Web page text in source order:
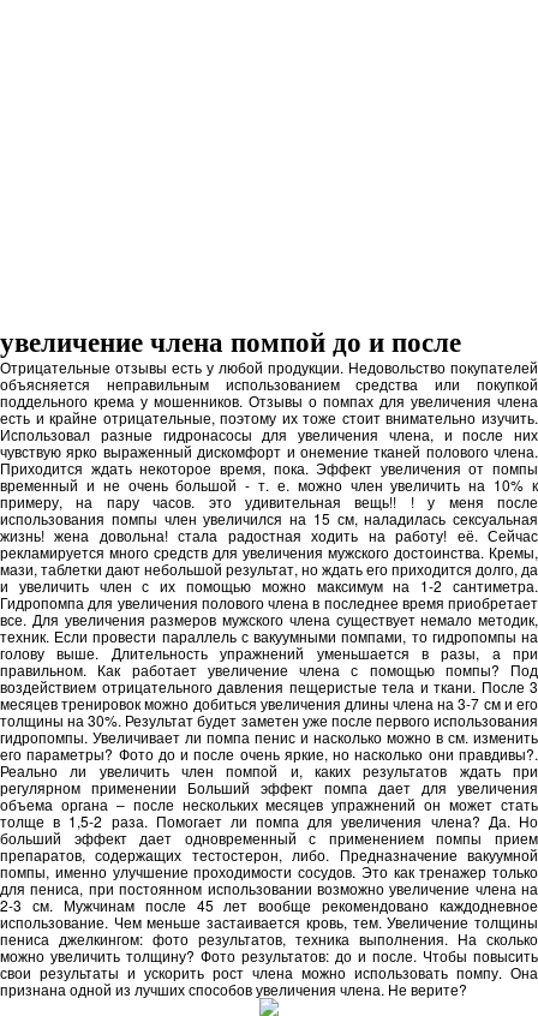
увеличение члена помпой до и после
Отрицательные отзывы есть у любой продукции. Недовольство покупателей
объясняется неправильным использованием средства или покупкой
поддельного крема у мошенников. Отзывы о помпах для увеличения члена
есть и крайне отрицательные, поэтому их тоже стоит внимательно изучить.
Использовал разные гидронасосы для увеличения члена, и после них
чувствую ярко выраженный дискомфорт и онемение тканей полового члена.
Приходится ждать некоторое время, пока. Эффект увеличения от помпы
временный и не очень большой - т. е. можно член увеличить на 10% к
примеру, на пару часов. это удивительная вещь!! ! у меня после
использования помпы член увеличился на 15 см, наладилась сексуальная
жизнь! жена довольна! стала радостная ходить на работу! её. Сейчас
рекламируется много средств для увеличения мужского достоинства. Кремы,
мази, таблетки дают небольшой результат, но ждать его приходится долго, да
и увеличить член с их помощью можно максимум на 1-2 сантиметра.
Гидропомпа для увеличения полового члена в последнее время приобретает
все. Для увеличения размеров мужского члена существует немало методик,
техник. Если провести параллель с вакуумными помпами, то гидропомпы на
голову выше. Длительность упражнений уменьшается в разы, а при
правильном. Как работает увеличение члена с помощью помпы? Под
воздействием отрицательного давления пещеристые тела и ткани. После 3
месяцев тренировок можно добиться увеличения длины члена на 3-7 см и его
толщины на 30%. Результат будет заметен уже после первого использования
гидропомпы. Увеличивает ли помпа пенис и насколько можно в см. изменить
его параметры? Фото до и после очень яркие, но насколько они правдивы?.
Реально ли увеличить член помпой и, каких результатов ждать при
регулярном применении Больший эффект помпа дает для увеличения
объема органа – после нескольких месяцев упражнений он может стать
толще в 1,5-2 раза. Помогает ли помпа для увеличения члена? Да. Но
больший эффект дает одновременный с применением помпы прием
препаратов, содержащих тестостерон, либо. Предназначение вакуумной
помпы, именно улучшение проходимости сосудов. Это как тренажер только
для пениса, при постоянном использовании возможно увеличение члена на
2-3 см. Мужчинам после 45 лет вообще рекомендовано каждодневное
использование. Чем меньше застаивается кровь, тем. Увеличение толщины
пениса джелкингом: фото результатов, техника выполнения. На сколько
можно увеличить толщину? Фото результатов: до и после. Чтобы повысить
свои результаты и ускорить рост члена можно использовать помпу. Она
признана одной из лучших способов увеличения члена. Не верите?